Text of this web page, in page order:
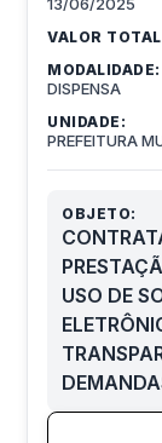
VALOR
MODALIDADE:
DISPENSA
UNIDADE:
PREFEITURA
OBJETO:
USO DE